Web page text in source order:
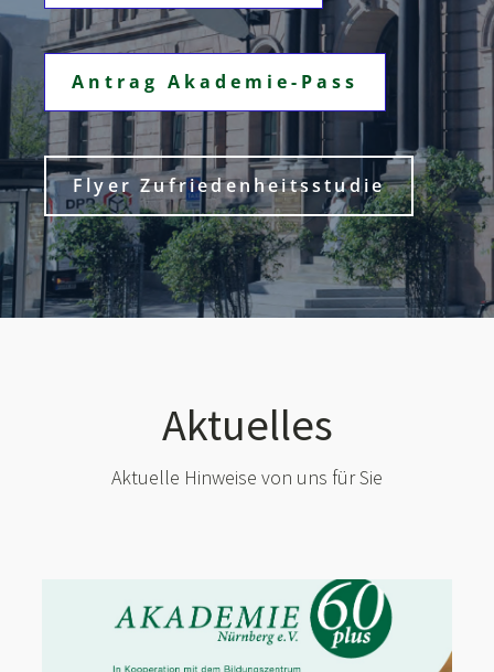
Antrag Akademie-Pass
Flyer Zufriedenheitsstudie
Aktuelles
Aktuelle Hinweise von uns für Sie